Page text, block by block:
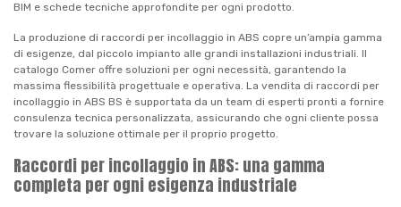
BIM e schede tecniche approfondite per ogni prodotto.
La produzione di raccordi per incollaggio in ABS copre un’ampia gamma
di esigenze, dal piccolo impianto alle grandi installazioni industriali. Il
catalogo Comer offre soluzioni per ogni necessità, garantendo la
massima flessibilità progettuale e operativa. La vendita di raccordi per
incollaggio in ABS BS è supportata da un team di esperti pronti a fornire
consulenza tecnica personalizzata, assicurando che ogni cliente possa
trovare la soluzione ottimale per il proprio progetto.
Raccordi per incollaggio in ABS: una gamma
completa per ogni esigenza industriale